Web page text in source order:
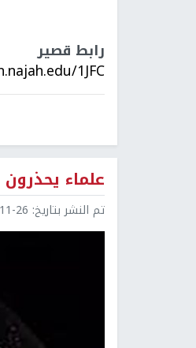
رابط قصير
1JFC/
علماء
تم النشر بتاريخ: 08:03